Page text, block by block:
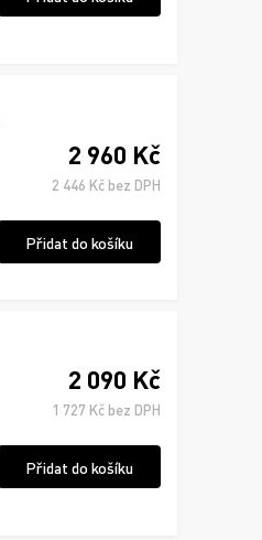
2 960 Kč
2 446 Kč bez DPH
Přidat do košíku
2 090 Kč
1 727 Kč bez DPH
Přidat do košíku